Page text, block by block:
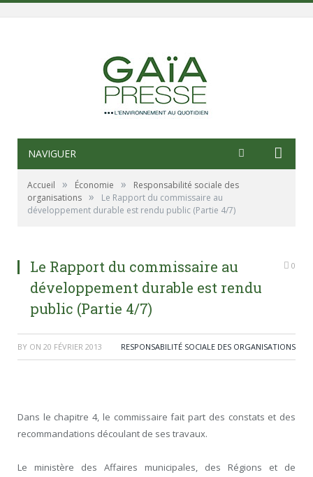
NAVIGUER
Accueil » Économie »
Responsabilité sociale des
organisations »
Le Rapport du commissaire au
développement durable est rendu public (Partie 4/7)
Le Rapport du commissaire au
développement durable est rendu
public (Partie 4/7)
0
BY ON 20 FÉVRIER 2013 RESPONSABILITÉ SOCIALE DES ORGANISATIONS
Dans le chapitre 4, le commissaire fait part des constats et des
recommandations découlant de ses travaux.
Le ministère des Affaires municipales, des Régions et de